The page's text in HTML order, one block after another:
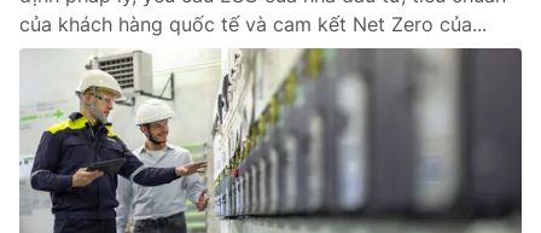
Tổng đài VTV:024.38 355 931 - 024.38 355 932
Ðiện thoại Thời báo VTV:024.66 897 897
toasoan@vtv.vn
Liên hệ quảng cáo: 024-7300.7108
của khách hàng quốc tế và cam kết Net Zero của...